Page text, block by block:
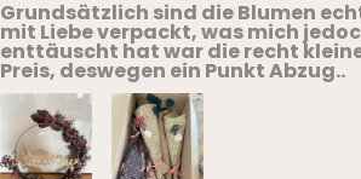
Grundsätzlich sind die Blumen
mit Liebe verpackt, was mich
enttäuscht hat war die recht
Preis, deswegen ein Punkt Abzug..